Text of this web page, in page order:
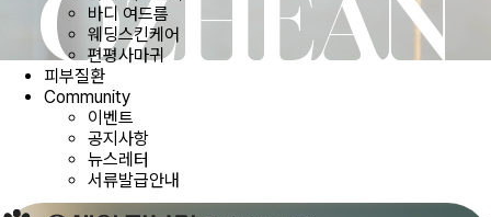
바디 여드름
웨딩스킨케어
편평사마귀
피부질환
Community
이벤트
공지사항
뉴스레터
서류발급안내
OZHEAN